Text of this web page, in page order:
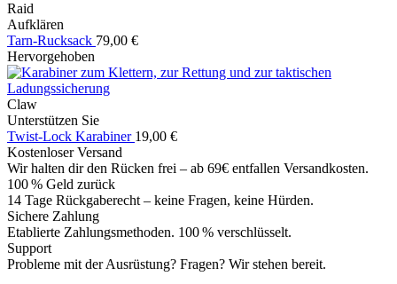
Raid
Aufklären
Tarn-Rucksack 79,00 €
Hervorgehoben
Claw
Unterstützen Sie
Twist-Lock Karabiner 19,00 €
Kostenloser Versand
Wir halten dir den Rücken frei – ab 69€ entfallen Versandkosten.
100 % Geld zurück
14 Tage Rückgaberecht – keine Fragen, keine Hürden.
Sichere Zahlung
Etablierte Zahlungsmethoden. 100 % verschlüsselt.
Support
Probleme mit der Ausrüstung? Fragen? Wir stehen bereit.